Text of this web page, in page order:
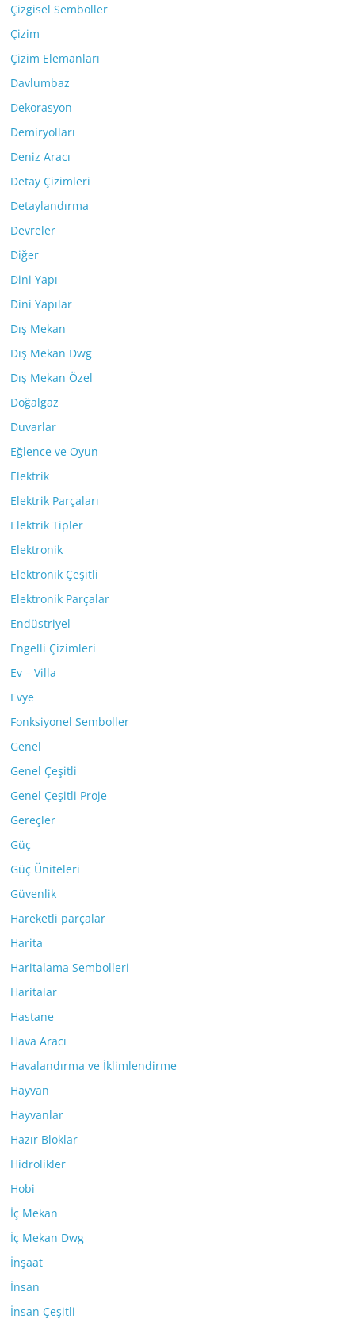
Çizgisel Semboller
Çizim
Çizim Elemanları
Davlumbaz
Dekorasyon
Demiryolları
Deniz Aracı
Detay Çizimleri
Detaylandırma
Devreler
Diğer
Dini Yapı
Dini Yapılar
Dış Mekan
Dış Mekan Dwg
Dış Mekan Özel
Doğalgaz
Duvarlar
Eğlence ve Oyun
Elektrik
Elektrik Parçaları
Elektrik Tipler
Elektronik
Elektronik Çeşitli
Elektronik Parçalar
Endüstriyel
Engelli Çizimleri
Ev – Villa
Evye
Fonksiyonel Semboller
Genel
Genel Çeşitli
Genel Çeşitli Proje
Gereçler
Güç
Güç Üniteleri
Güvenlik
Hareketli parçalar
Harita
Haritalama Sembolleri
Haritalar
Hastane
Hava Aracı
Havalandırma ve İklimlendirme
Hayvan
Hayvanlar
Hazır Bloklar
Hidrolikler
Hobi
İç Mekan
İç Mekan Dwg
İnşaat
İnsan
İnsan Çeşitli